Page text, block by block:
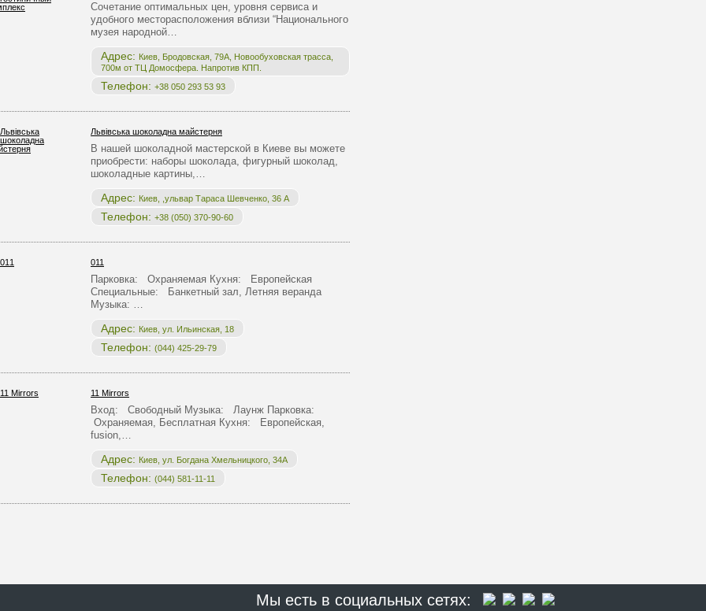
Сочетание оптимальных цен, уровня сервиса и
удобного месторасположения вблизи “Национального
музея народной…
Адрес: Киев, Бродовская, 79А, Новообуховская трасса,
700м от ТЦ Домосфера. Напротив КПП.
Телефон: +38 050 293 53 93
Львівська шоколадна майстерня
В нашей шоколадной мастерской в Киеве вы можете
приобрести: наборы шоколада, фигурный шоколад,
шоколадные картины,…
Адрес: Киев, ,ульвар Тараса Шевченко, 36 А
Телефон: +38 (050) 370-90-60
011
Парковка: Охраняемая Кухня: Европейская
Специальные: Банкетный зал, Летняя веранда
Музыка: …
Адрес: Киев, ул. Ильинская, 18
Телефон: (044) 425-29-79
11 Mirrors
Вход: Свободный Музыка: Лаунж Парковка:
Охраняемая, Бесплатная Кухня: Европейская,
fusion,…
Адрес: Киев, ул. Богдана Хмельницкого, 34А
Телефон: (044) 581-11-11
Мы есть в социальных сетях: